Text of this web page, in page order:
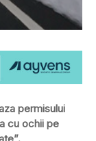
permisului
cu ochii pe